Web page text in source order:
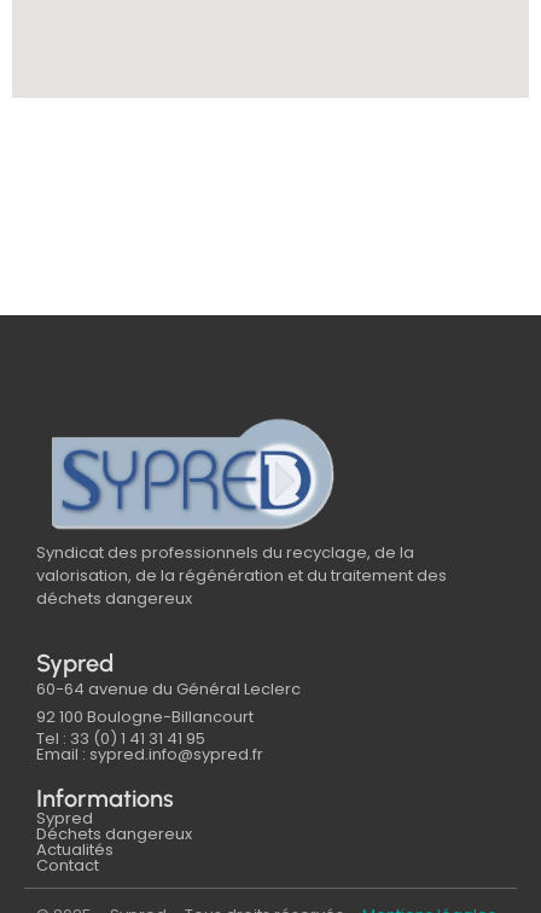
Syndicat des professionnels du recyclage, de la
valorisation, de la régénération et du traitement des
déchets dangereux
Sypred
60-64 avenue du Général Leclerc
92 100 Boulogne-Billancourt
Tel : 33 (0) 1 41 31 41 95
Email : sypred.info@sypred.fr
Informations
Sypred
Déchets dangereux
Actualités
Contact